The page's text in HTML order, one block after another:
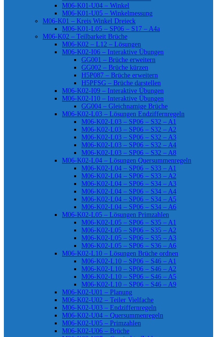
M06-K01-U04 – Winkel
M06-K01-U05 – Winkelmessung
M06-K01 – Kreis Winkel Dreieck
M06-K01-L05 – SP06 – S17 – A4a
M06-K02 – Teilbarkeit Brüche
M06-K02 – L12 – Lösungen
M06-K02-I06 – Interaktive Übungen
GG001 – Brüche erweitern
GG002 – Brüche kürzen
H5P087 – Brüche erweitern
H5PFSG – Brüche darstellen
M06-K02-I09 – Interaktive Übungen
M06-K02-I10 – Interaktive Übungen
GG004 – Gleichnamige Brüche
M06-K02-L03 – Lösungen Endziffernregeln
M06-K02-L03 – SP06 – S32 – A1
M06-K02-L03 – SP06 – S32 – A2
M06-K02-L03 – SP06 – S32 – A3
M06-K02-L03 – SP06 – S32 – A4
M06-K02-L03 – SP06 – S32 – A8
M06-K02-L04 – Lösungen Quersummenregeln
M06-K02-L04 – SP06 – S33 – A1
M06-K02-L04 – SP06 – S33 – A2
M06-K02-L04 – SP06 – S34 – A3
M06-K02-L04 – SP06 – S34 – A4
M06-K02-L04 – SP06 – S34 – A5
M06-K02-L04 – SP06 – S34 – A6
M06-K02-L05 – Lösungen Primzahlen
M06-K02-L05 – SP06 – S35 – A1
M06-K02-L05 – SP06 – S35 – A2
M06-K02-L05 – SP06 – S35 – A3
M06-K02-L05 – SP06 – S36 – A6
M06-K02-L10 – Lösungen Brüche ordnen
M06-K02-L10 – SP06 – S46 – A1
M06-K02-L10 – SP06 – S46 – A2
M06-K02-L10 – SP06 – S46 – A5
M06-K02-L10 – SP06 – S46 – A9
M06-K02-U01 – Planung
M06-K02-U02 – Teiler Vielfache
M06-K02-U03 – Endziffernregeln
M06-K02-U04 – Quersummenregeln
M06-K02-U05 – Primzahlen
M06-K02-U06 – Brüche